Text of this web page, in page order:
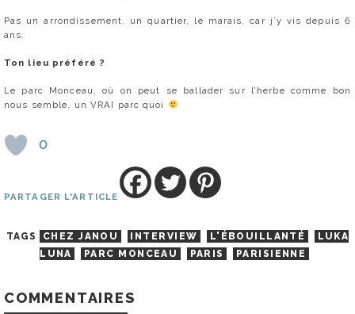
Pas un arrondissement, un quartier, le marais, car j’y vis depuis 6
ans.
Ton lieu préféré ?
Le parc Monceau, où on peut se ballader sur l’herbe comme bon
nous semble, un VRAI parc quoi
0
PARTAGER L'ARTICLE
TAGS CHEZ JANOU INTERVIEW L'ÉBOUILLANTÉ
LUKA
LUNA
PARC MONCEAU PARIS PARISIENNE
COMMENTAIRES